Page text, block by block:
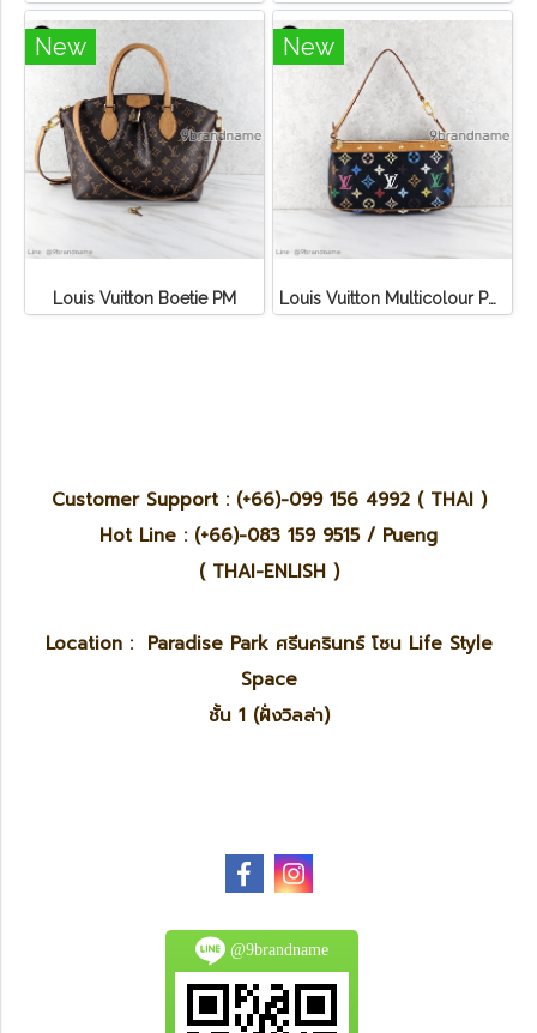
New
Louis Vuitton Boetie PM
New
Louis Vuitton Multicolour Pochette Canvas
Customer Support : (+66)-099 156 4992 ( THAI )
Hot Line : (+66)-083 159 9515 / Pueng
( THAI-ENLISH )
Location : Paradise Park ศรีนครินทร์ โซน Life Style
Space
ชั้น 1 (ฝั่งวิลล่า)
@9brandname